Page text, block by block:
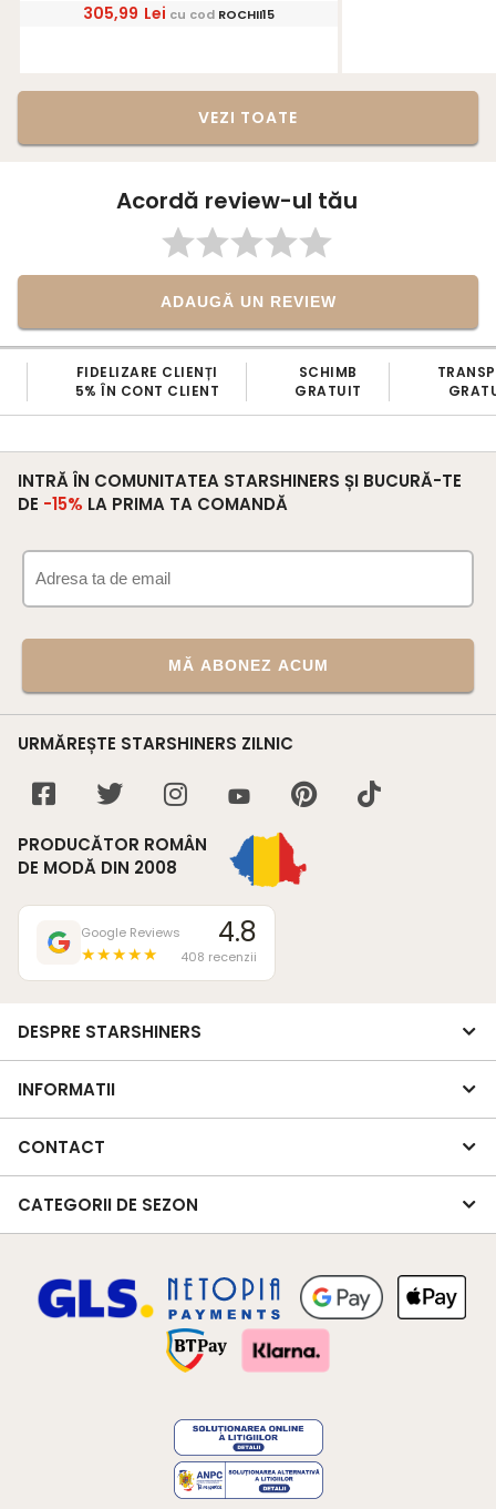
305,99 Lei cu cod ROCHII15
VEZI TOATE
Acordă review-ul tău
ADAUGĂ UN REVIEW
SCHIMB
GRATUIT
TRANSPORT
BRAND
100%
INTRĂ ÎN COMUNITATEA STARSHINERS ȘI BUCURĂ-TE
DE -15% LA PRIMA TA COMANDĂ
MĂ ABONEZ ACUM
URMĂREȘTE STARSHINERS ZILNIC
PRODUCĂTOR ROMÂN
DE MODĂ DIN 2008
Google Reviews
★★★★★
4.8
408 recenzii
DESPRE STARSHINERS
INFORMATII
CONTACT
CATEGORII DE SEZON